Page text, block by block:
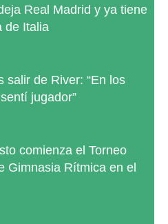
Real Madrid y ya tiene
de Italia
salir de River: “En los
jugador”
comienza el Torneo
Gimnasia Rítmica en el